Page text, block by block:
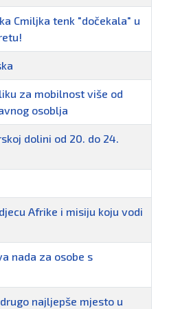
Cmiljka tenk "dočekala" u
za mobilnost više od
osoblja
dolini od 20. do 24.
Afrike i misiju koju vodi
nada za osobe s
najljepše mjesto u